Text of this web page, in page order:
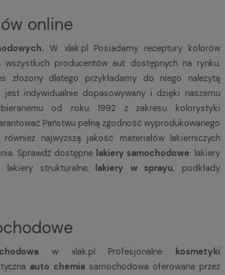
online
W xlak.pl Posiadamy receptury kolorów
wszystkich producentów aut dostępnych na rynku.
złożony dlatego przykładamy do niego należytą
jest indywidualnie dopasowywany i dzięki naszemu
od roku 1992 z zakresu kolorystyki
Państwu pełną zgodność wyprodukowanego
najwyższą jakość materiałów lakierniczych
Sprawdź dostępne lakiery samochodowe: lakiery
lakiery strukturalne,
lakiery w sprayu, podkłady
w xlak.pl Profesjonalne
kosmetyki
auto chemia samochodowa oferowana przez